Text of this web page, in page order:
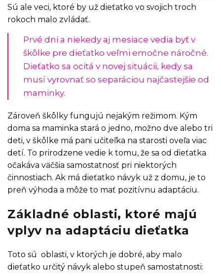
Sú ale veci, ktoré by už dieťatko vo svojich troch
rokoch malo zvládať.
Prvé dni a niekedy aj mesiace vedia byť v
škôlke pre dieťatko veľmi emočne náročné.
Dieťatko sa ocitá v novej situácii, kedy sa
musí vyrovnať so separáciou najčastejšie od
maminky.
Zároveň škôlky fungujú nejakým režimom. Kým
doma sa maminka stará o jedno, možno dve alebo tri
deti, v škôlke má pani učiteľka na starosti oveľa viac
detí. To prirodzene vedie k tomu, že sa od dieťatka
očakáva väčšia samostatnosť pri niektorých
činnostiach. Ak má dieťatko návyk už z domu, je to
preň výhoda a môže to mať pozitívnu adaptáciu.
Základné oblasti, ktoré majú
vplyv na adaptáciu dieťatka
Toto sú oblasti, v ktorých je dobré, aby malo
dieťatko určitý návyk alebo stupeň samostatnosti: